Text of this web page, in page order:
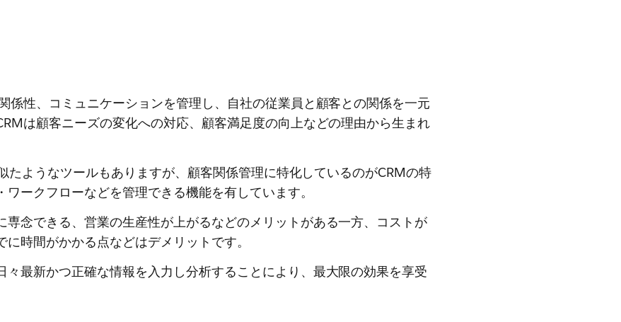
係性、コミュニケーションを管理し、自社の従業員と顧客との関係を一元
は顧客ニーズの変化への対応、顧客満足度の向上などの理由から生まれ
たようなツールもありますが、顧客関係管理に特化しているのがCRMの特
ークフローなどを管理できる機能を有しています。
専念できる、営業の生産性が上がるなどのメリットがある一方、コストが
時間がかかる点などはデメリットです。
々最新かつ正確な情報を入力し分析することにより、最大限の効果を享受